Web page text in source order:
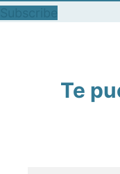
Te